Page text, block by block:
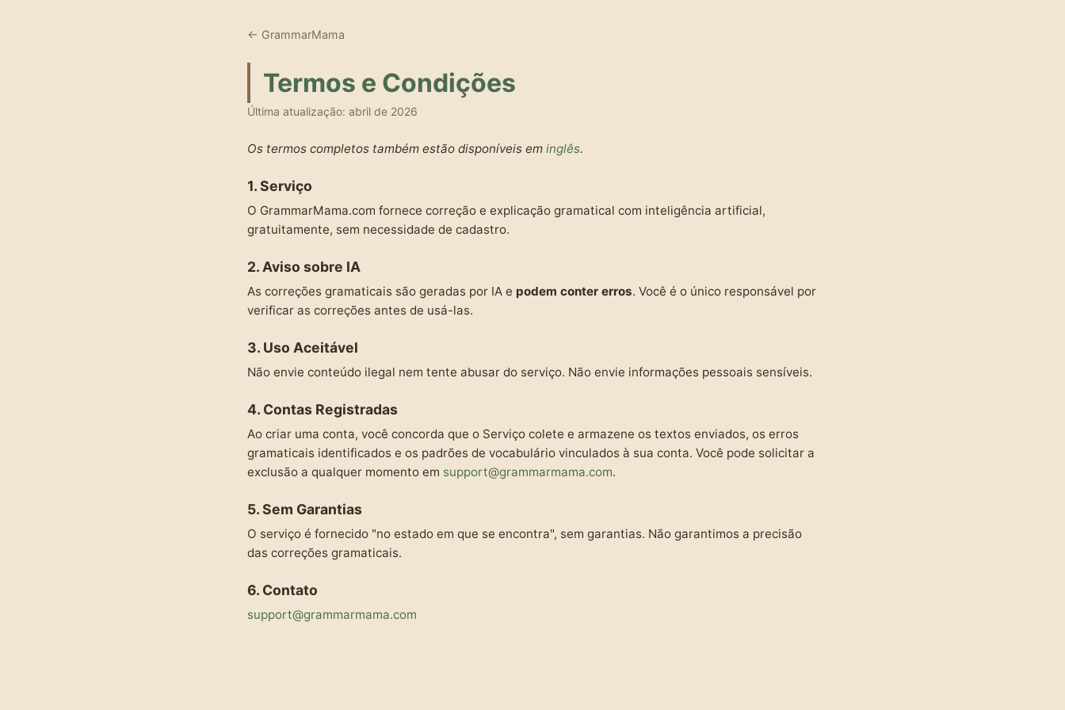
← GrammarMama
Termos e Condições
Última atualização: abril de 2026
Os termos completos também estão disponíveis em inglês.
1. Serviço
O GrammarMama.com fornece correção e explicação gramatical com inteligência artificial,
gratuitamente, sem necessidade de cadastro.
2. Aviso sobre IA
As correções gramaticais são geradas por IA e podem conter erros. Você é o único responsável por
verificar as correções antes de usá-las.
3. Uso Aceitável
Não envie conteúdo ilegal nem tente abusar do serviço. Não envie informações pessoais sensíveis.
4. Contas Registradas
Ao criar uma conta, você concorda que o Serviço colete e armazene os textos enviados, os erros
gramaticais identificados e os padrões de vocabulário vinculados à sua conta. Você pode solicitar a
exclusão a qualquer momento em support@grammarmama.com.
5. Sem Garantias
O serviço é fornecido "no estado em que se encontra", sem garantias. Não garantimos a precisão
das correções gramaticais.
6. Contato
support@grammarmama.com